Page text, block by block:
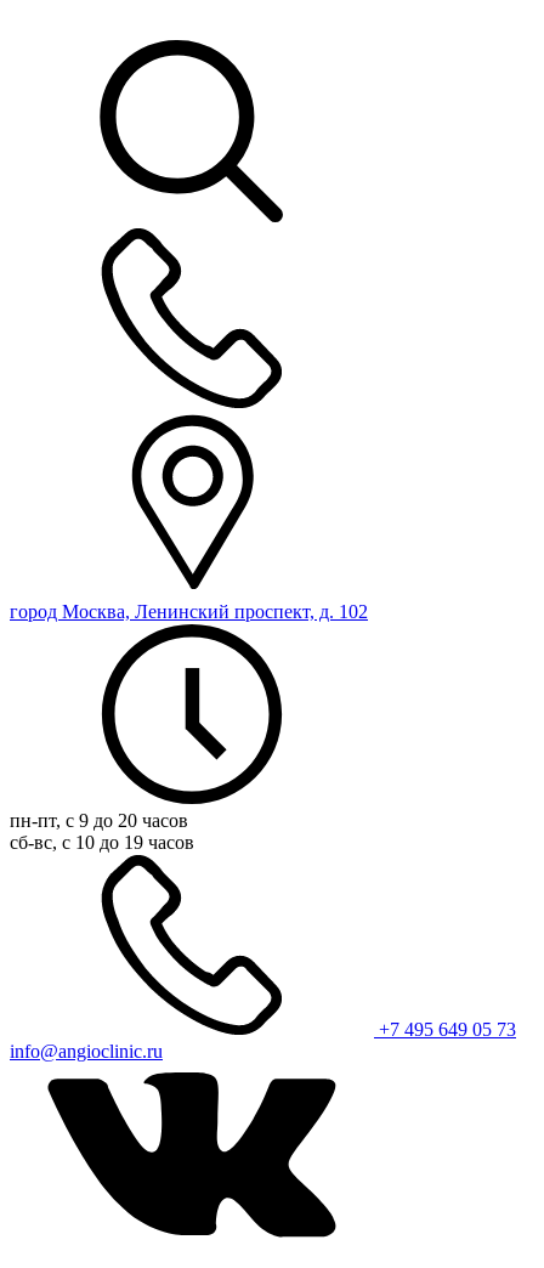
город Москва, Ленинский проспект, д. 102
пн-пт, с 9 до 20 часов
сб-вс, с 10 до 19 часов
+7 495 649 05 73
info@angioclinic.ru